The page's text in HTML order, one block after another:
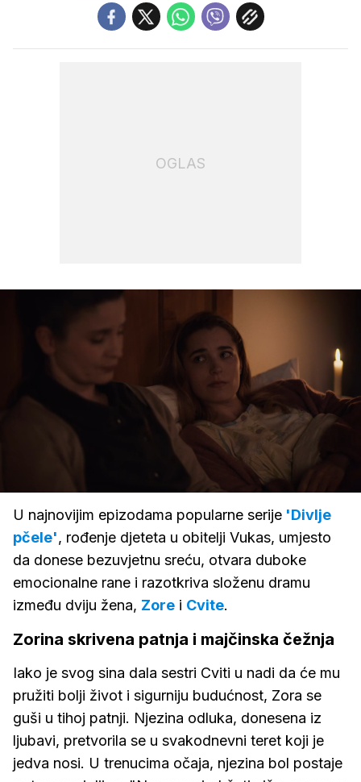
OGLAS
zvuk
Loaded
100.00%
U najnovijim epizodama popularne serije 'Divlje
pčele', rođenje djeteta u obitelji Vukas, umjesto
da donese bezuvjetnu sreću, otvara duboke
emocionalne rane i razotkriva složenu dramu
između dviju žena, Zore i Cvite.
Zorina skrivena patnja i majčinska čežnja
Iako je svog sina dala sestri Cviti u nadi da će mu
pružiti bolji život i sigurniju budućnost, Zora se
guši u tihoj patnji. Njezina odluka, donesena iz
ljubavi, pretvorila se u svakodnevni teret koji je
jedva nosi. U trenucima očaja, njezina bol postaje